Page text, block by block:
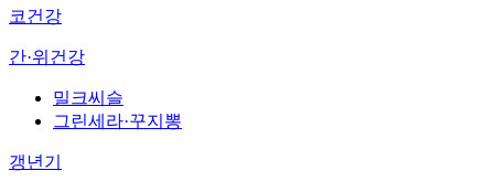
코건강
간·위건강
밀크씨슬
그린세라·꾸지뽕
갱년기